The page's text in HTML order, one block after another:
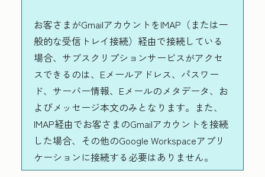
お客さまがGmailアカウントをIMAP（または一
般的な受信トレイ接続）経由で接続している
場合、サブスクリプションサービスがアクセ
スできるのは、Eメールアドレス、パスワー
ド、サーバー情報、Eメールのメタデータ、お
よびメッセージ本文のみとなります。また、
IMAP経由でお客さまのGmailアカウントを接続
した場合、その他のGoogle Workspaceアプリ
ケーションに接続する必要はありません。